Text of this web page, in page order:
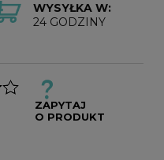
WYSYŁKA W:
24 GODZINY
ZAPYTAJ
O PRODUKT